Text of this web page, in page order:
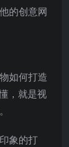
的创意网
如何打造
，就是视
象的打